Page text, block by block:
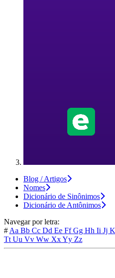
Blog / Artigos
Nomes
Dicionário de Sinônimos
Dicionário de Antônimos
Navegar por letra:
#Aa Bb Cc Dd Ee FfGg Hh Ii Jj
TtUu Vv Ww XxYy Zz